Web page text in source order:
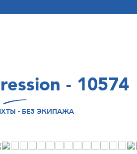
- 10574
- БЕЗ ЭКИПАЖА